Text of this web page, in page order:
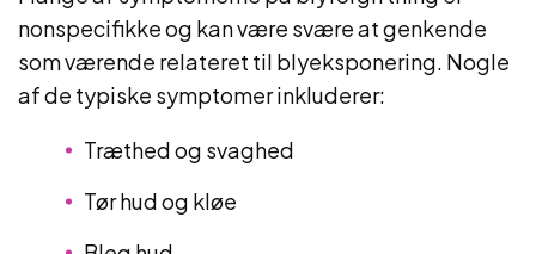
nonspecifikke og kan være svære at genkende
som værende relateret til blyeksponering. Nogle
af de typiske symptomer inkluderer:
Træthed og svaghed
Tør hud og kløe